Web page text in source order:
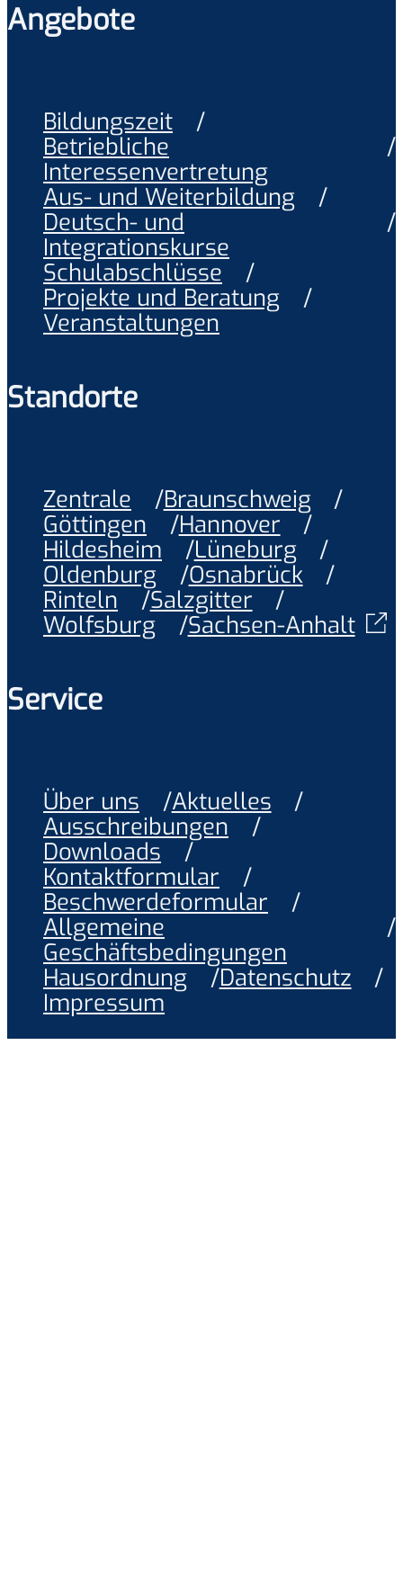
Angebote
Bildungszeit
Betriebliche
Interessenvertretung
Aus- und Weiterbildung
Deutsch- und
Integrationskurse
Schulabschlüsse
Projekte und Beratung
Veranstaltungen
Standorte
Zentrale
Braunschweig
Göttingen
Hannover
Hildesheim
Lüneburg
Oldenburg
Osnabrück
Rinteln
Salzgitter
Wolfsburg
Sachsen-Anhalt
Service
Über uns
Aktuelles
Ausschreibungen
Downloads
Kontaktformular
Beschwerdeformular
Allgemeine
Geschäftsbedingungen
Hausordnung
Datenschutz
Impressum